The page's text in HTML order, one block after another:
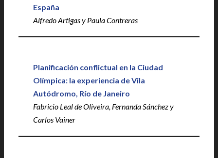
España
Alfredo Artigas y Paula Contreras
Planificación conflictual en la Ciudad
Olímpica: la experiencia de Vila
Autódromo, Río de Janeiro
Fabricio Leal de Oliveira, Fernanda Sánchez y
Carlos Vainer